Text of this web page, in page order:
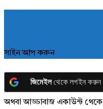
সাইন আপ করুন
জিমেইলথেকে লগইন করুন
অথবা আড্ডাবাজ একাউন্ট থেকে